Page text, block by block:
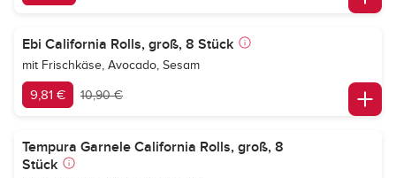
Ebi California Rolls, groß, 8 Stück
mit Frischkäse, Avocado, Sesam
9,81 € 10,90 €
Tempura Garnele California Rolls, groß, 8
Stück